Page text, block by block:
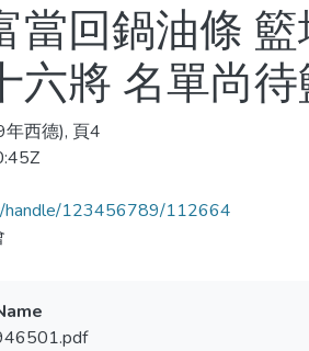
當回鍋油條
六將 名單尚
西德), 頁4
handle/123456789/112664